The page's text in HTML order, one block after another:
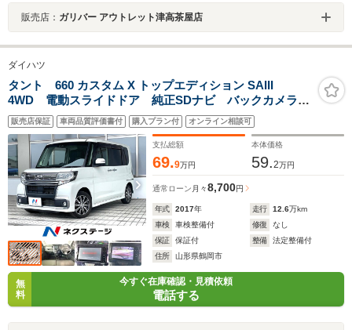
販売店： ガリバー アウトレット津高茶屋店
ダイハツ
タント 660 カスタム X トップエディション SAIII
4WD 電動スライドドア 純正SDナビ バックカメラ
禁煙車 シートヒーター スマートキー LEDヘッド
ETC 純正14インチアルミ オートハイビーム オート
ライト オートエアコン Bluetooth
販売店保証 車両品質評価書付 購入プラン付 オンライン相談可
支払総額
69.9万円
本体価格
59.2万円
通常ローン 月々8,700円
年式 2017年 走行 12.6万km
車検
車検整備付 修復
なし
保証
保証付 整備
法定整備付
住所
山形県鶴岡市
無
料
今すぐ在庫確認・見積依頼
電話する